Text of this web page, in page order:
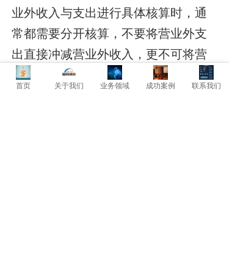
业外收入与支出进行具体核算时，通
常都需要分开核算，不要将营业外支
出直接冲减营业外收入，更不可将营
业外收入冲减营业外支出。
首页 关于我们 业务领域 成功案例 联系我们